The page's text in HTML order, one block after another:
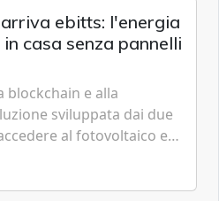
arriva ebitts: l'energia
casa senza pannelli
blockchain e alla
sviluppata dai due
al fotovoltaico e
diretti in bolletta,